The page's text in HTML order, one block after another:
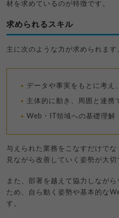
材を求めているのが特徴です。
求められるスキル
主に次のような力が求められます
データや事実をもとに考え
主体的に動き、周囲と連携
Web・IT領域への基礎理解
与えられた業務をこなすだけで
見ながら改善していく姿勢が大切
また、部署を越えて協力しなが
ため、自ら動く姿勢や基本的な
す。